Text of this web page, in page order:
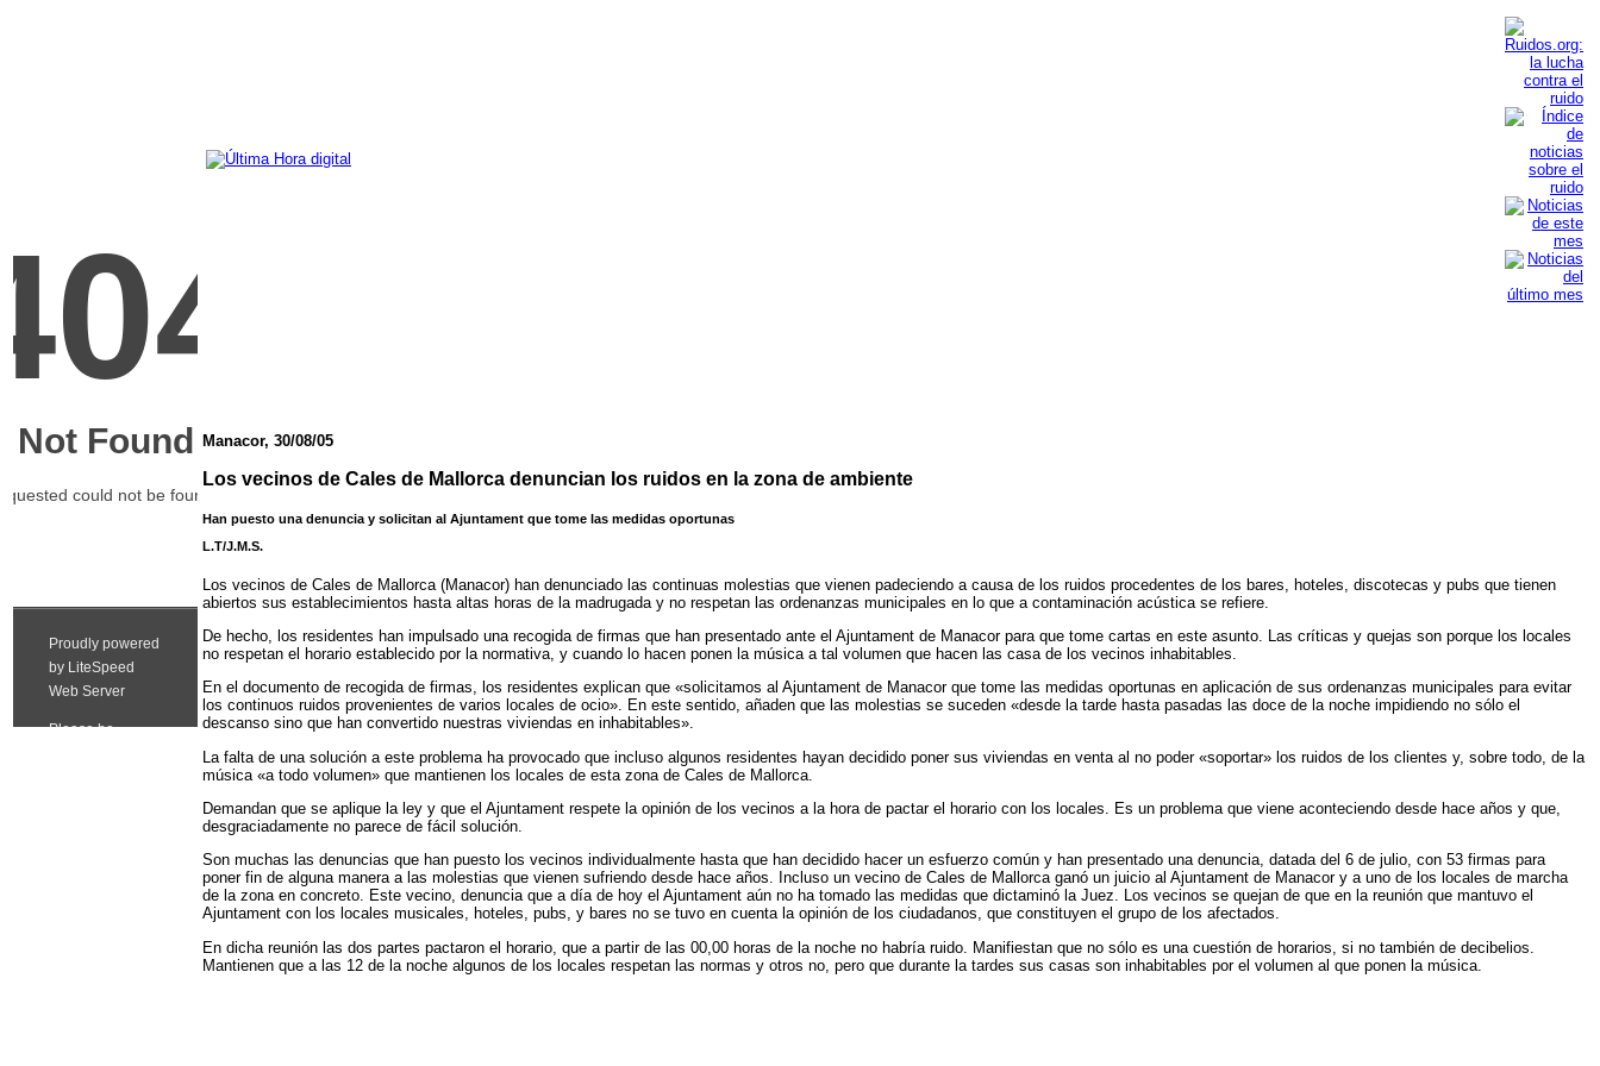
Manacor, 30/08/05
Los vecinos de Cales de Mallorca denuncian los ruidos en la zona de ambiente
Han puesto una denuncia y solicitan al Ajuntament que tome las medidas oportunas
L.T/J.M.S.
Los vecinos de Cales de Mallorca (Manacor) han denunciado las continuas molestias que vienen padeciendo a causa de los ruidos procedentes de los bares, hoteles, discotecas y pubs que tienen
abiertos sus establecimientos hasta altas horas de la madrugada y no respetan las ordenanzas municipales en lo que a contaminación acústica se refiere.
De hecho, los residentes han impulsado una recogida de firmas que han presentado ante el Ajuntament de Manacor para que tome cartas en este asunto. Las críticas y quejas son porque los locales
no respetan el horario establecido por la normativa, y cuando lo hacen ponen la música a tal volumen que hacen las casa de los vecinos inhabitables.
En el documento de recogida de firmas, los residentes explican que «solicitamos al Ajuntament de Manacor que tome las medidas oportunas en aplicación de sus ordenanzas municipales para evitar
los continuos ruidos provenientes de varios locales de ocio». En este sentido, añaden que las molestias se suceden «desde la tarde hasta pasadas las doce de la noche impidiendo no sólo el
descanso sino que han convertido nuestras viviendas en inhabitables».
La falta de una solución a este problema ha provocado que incluso algunos residentes hayan decidido poner sus viviendas en venta al no poder «soportar» los ruidos de los clientes y, sobre todo, de la
música «a todo volumen» que mantienen los locales de esta zona de Cales de Mallorca.
Demandan que se aplique la ley y que el Ajuntament respete la opinión de los vecinos a la hora de pactar el horario con los locales. Es un problema que viene aconteciendo desde hace años y que,
desgraciadamente no parece de fácil solución.
Son muchas las denuncias que han puesto los vecinos individualmente hasta que han decidido hacer un esfuerzo común y han presentado una denuncia, datada del 6 de julio, con 53 firmas para
poner fin de alguna manera a las molestias que vienen sufriendo desde hace años. Incluso un vecino de Cales de Mallorca ganó un juicio al Ajuntament de Manacor y a uno de los locales de marcha
de la zona en concreto. Este vecino, denuncia que a día de hoy el Ajuntament aún no ha tomado las medidas que dictaminó la Juez. Los vecinos se quejan de que en la reunión que mantuvo el
Ajuntament con los locales musicales, hoteles, pubs, y bares no se tuvo en cuenta la opinión de los ciudadanos, que constituyen el grupo de los afectados.
En dicha reunión las dos partes pactaron el horario, que a partir de las 00,00 horas de la noche no habría ruido. Manifiestan que no sólo es una cuestión de horarios, si no también de decibelios.
Mantienen que a las 12 de la noche algunos de los locales respetan las normas y otros no, pero que durante la tardes sus casas son inhabitables por el volumen al que ponen la música.